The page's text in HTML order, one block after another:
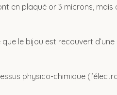
en plaqué or 3 microns,
le bijou est recouvert d’une
physico-chimique